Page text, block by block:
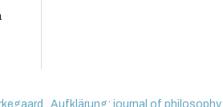
,Aufklärung: journal of philosophy: